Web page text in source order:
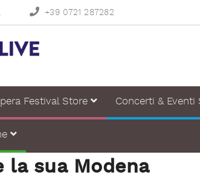
+39 0721 287282
Festival Store Concerti & Eventi
la sua Modena